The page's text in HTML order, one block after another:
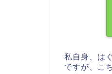
私自身、は
ですが、こ